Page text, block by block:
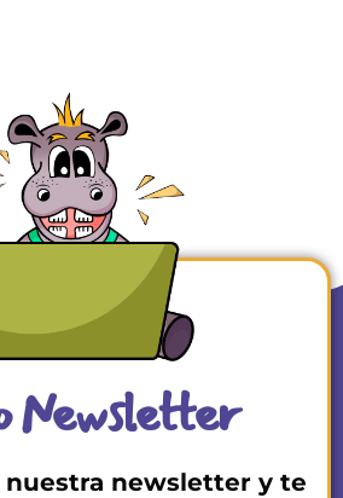
Newsletter
nuestra newsletter y te